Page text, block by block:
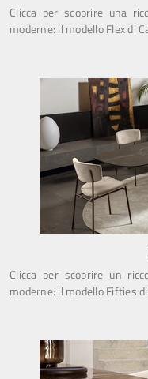
Clicca per scoprire una
moderne: il modello Flex di
Clicca per scoprire un
moderne: il modello Fifties